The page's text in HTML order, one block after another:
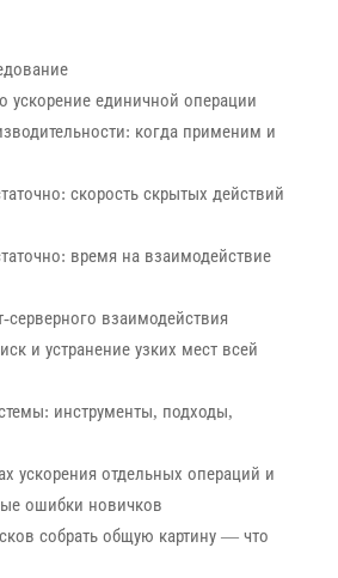
ускорение единичной операции
когда применим и
скорость скрытых действий
время на взаимодействие
взаимодействия
и устранение узких мест всей
инструменты, подходы,
ускорения отдельных операций и
ошибки новичков
собрать общую картину — что